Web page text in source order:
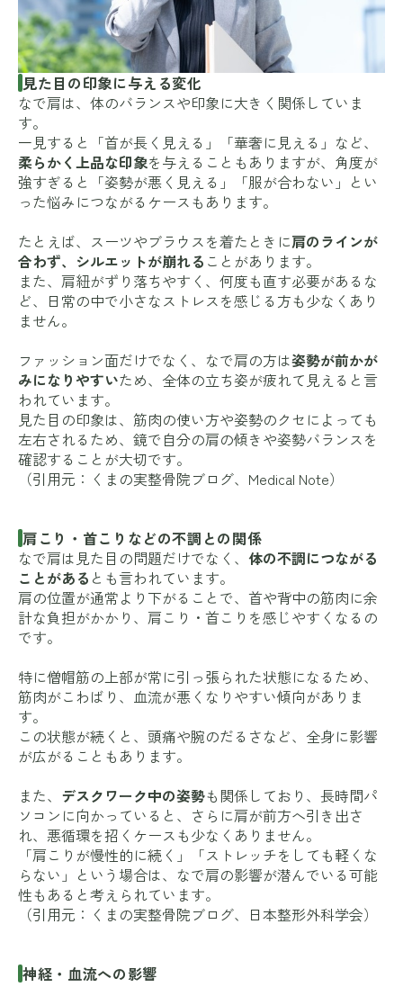
見た目の印象に与える変化
なで肩は、体のバランスや印象に大きく関係していま
す。
一見すると「首が長く見える」「華奢に見える」など、
柔らかく上品な印象を与えることもありますが、角度が
強すぎると「姿勢が悪く見える」「服が合わない」とい
った悩みにつながるケースもあります。
たとえば、スーツやブラウスを着たときに肩のラインが
合わず、シルエットが崩れる ことがあります。
また、肩紐がずり落ちやすく、何度も直す必要があるな
ど、日常の中で小さなストレスを感じる方も少なくあり
ません。
ファッション面だけでなく、なで肩の方は姿勢が前かが
みになりやすいため、全体の立ち姿が疲れて見えると言
われています。
見た目の印象は、筋肉の使い方や姿勢のクセによっても
左右されるため、鏡で自分の肩の傾きや姿勢バランスを
確認することが大切です。
（引用元： くまの実整骨院ブログ、 Medical Note）
肩こり・首こりなどの不調との関係
なで肩は見た目の問題だけでなく、 体の不調につながる
ことがある とも言われています。
肩の位置が通常より下がることで、首や背中の筋肉に余
計な負担がかかり、肩こり・首こりを感じやすくなるの
です。
特に僧帽筋の上部が常に引っ張られた状態になるため、
筋肉がこわばり、血流が悪くなりやすい傾向がありま
す。
この状態が続くと、頭痛や腕のだるさなど、全身に影響
が広がることもあります。
また、 デスクワーク中の姿勢も関係しており、長時間パ
ソコンに向かっていると、さらに肩が前方へ引き出さ
れ、悪循環を招くケースも少なくありません。
「肩こりが慢性的に続く」「ストレッチをしても軽くな
らない」という場合は、なで肩の影響が潜んでいる可能
性もあると考えられています。
（引用元： くまの実整骨院ブログ、 日本整形外科学会）
神経・血流への影響